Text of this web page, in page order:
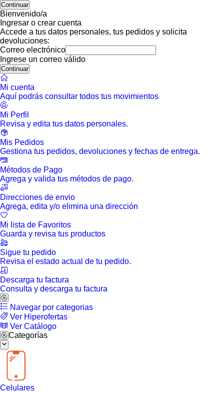
Continuar
Bienvenido/a
Ingresar o crear cuenta
Accede a tus datos personales, tus pedidos y solicita
devoluciones:
Correo electrónico
Ingrese un correo válido
Continuar
Mi cuenta
Aquí podrás consultar todos tus movimientos
Mi Perfil
Revisa y edita tus datos personales.
Mis Pedidos
Gestiona tus pedidos, devoluciones y fechas de entrega.
Métodos de Pago
Agrega y valida tus métodos de pago.
Direcciones de envio
Agrega, edita y/o elimina una dirección
Mi lista de Favoritos
Guarda y revisa tus productos
Sigue tu pedido
Revisa el estado actual de tu pedido.
Descarga tu factura
Consulta y descarga tu factura
Navegar por categorias
Ver Hiperofertas
Ver Catálogo
Categorías
Celulares